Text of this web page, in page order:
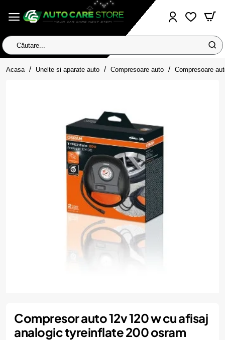
Căutare...
Acasa homeUnelte si aparate auto Compresoare auto Compresoare
Compresor auto 12v 120 w cu afisaj
analogic tyreinflate 200 osram